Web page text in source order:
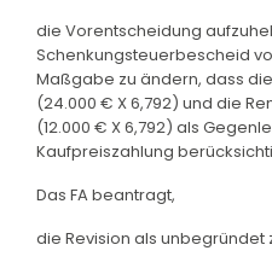
die Vorentscheidung
Schenkungsteuerbescheid
Maßgabe zu ändern, dass
(24.000 € X 6,792) und die
(12.000 € X 6,792) als
Kaufpreiszahlung
Das FA beantragt,
die Revision als unbegründet